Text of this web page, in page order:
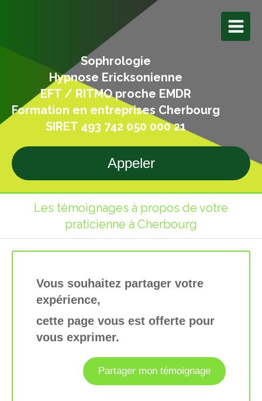
Sophrologie
Hypnose Ericksonienne
EFT / RITMO proche EMDR
Formation en entreprises Cherbourg
SIRET 493 742 050 000 21
Appeler
Les témoignages à propos de votre
praticienne à Cherbourg
Vous souhaitez partager votre
expérience,
cette page vous est offerte pour
vous exprimer.
Partager mon témoignage